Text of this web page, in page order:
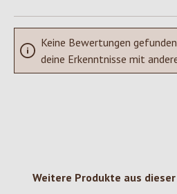
Keine Bewertungen
deine Erkenntnisse mit
Produktgalerie überspringen
Weitere Produkte aus